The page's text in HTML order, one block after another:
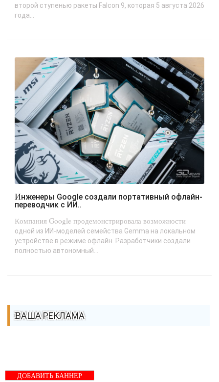
второй ступенью ракеты Falcon 9, которая 5 августа 2026
года...
Инженеры Google создали портативный офлайн-
переводчик с ИИ..
Компания Google продемонстрировала возможности
одной из ИИ-моделей семейства Gemma на локальном
устройстве в режиме офлайн. Разработчики создали
полностью автономный...
ВАША РЕКЛАМА
ДОБАВИТЬ БАННЕР